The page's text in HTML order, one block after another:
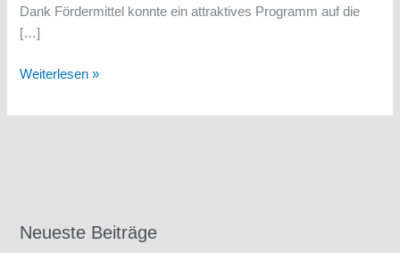
Dank Fördermittel konnte ein attraktives Programm auf die
[…]
Ferienbetreuung
den
Bad
Weiterlesen »
Neueste Beiträge